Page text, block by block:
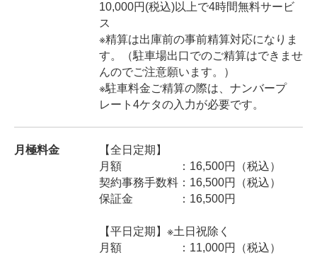
10,000円 (税込)以上で4時間無料サービ
ス
※精算は出庫前の事前精算対応になりま
す。（駐車場出口でのご精算はできませ
んのでご注意願います。）
※駐車料金ご精算の際は、ナンバープ
レート 4ケタの入力が必要です。
月極料金
【全日定期】
月額 ：16,500円（税込）
契約事務手数料：16,500円（税込）
保証金 ：16,500円
【平日定期】※土日祝除く
月額 ：11,000円（税込）